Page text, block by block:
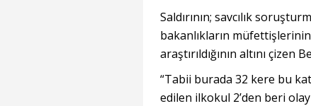
Saldırının; savcılık
bakanlıkların
araştırıldığının altını çizen
“Tabii burada 32 kere bu
edilen ilkokul 2’den beri